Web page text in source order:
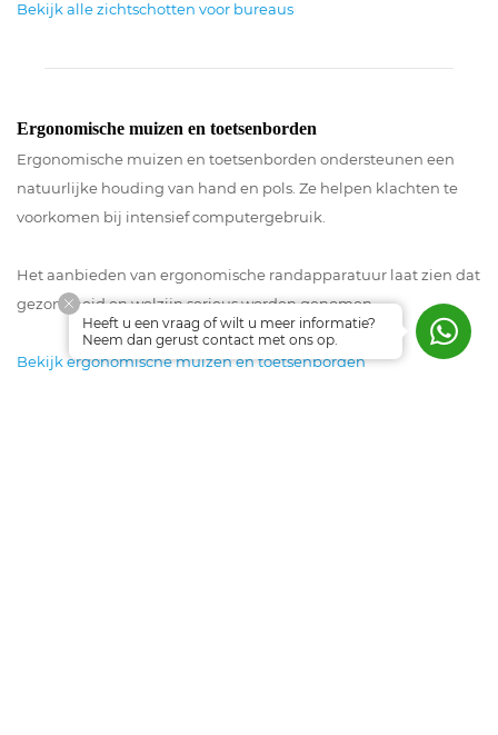
Bekijk alle zichtschotten voor bureaus
Ergonomische muizen en toetsenborden
Ergonomische muizen en toetsenborden ondersteunen een
natuurlijke houding van hand en pols. Ze helpen klachten te
voorkomen bij intensief computergebruik.
Het aanbieden van ergonomische randapparatuur laat zien dat
gezondheid en welzijn serieus worden genomen.
Bekijk ergonomische muizen en toetsenborden
Heeft u een vraag of wilt u meer informatie?
Neem dan gerust contact met ons op.